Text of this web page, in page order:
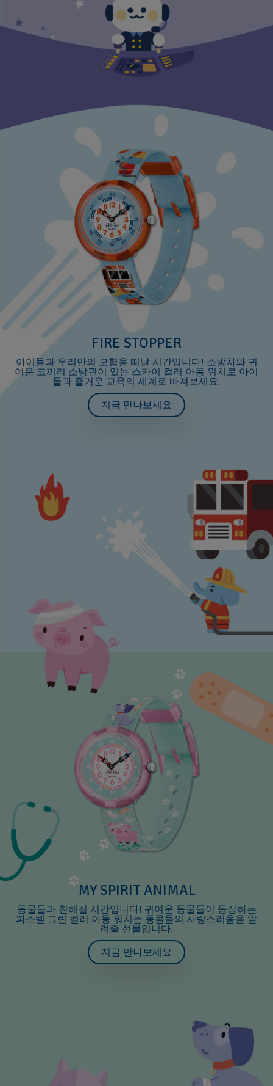
FIRE STOPPER
아이들과 우리만의 모험을 떠날 시간입니다! 소방차와 귀
여운 코끼리 소방관이 있는 스카이 컬러 아동 워치로 아이
들과 즐거운 교육의 세계로 빠져보세요.
지금 만나보세요
MY SPIRIT ANIMAL
동물들과 친해질 시간입니다! 귀여운 동물들이 등장하는
파스텔 그린 컬러 아동 워치는 동물들의 사랑스러움을 알
려줄 선물입니다.
지금 만나보세요